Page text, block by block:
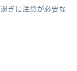
ぎに注意が必要な